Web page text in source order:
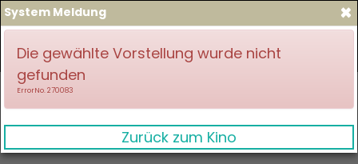
×
System Meldung
Die gewählte Vorstellung wurde nicht
gefunden
ErrorNo. 270083
Zurück zum Kino